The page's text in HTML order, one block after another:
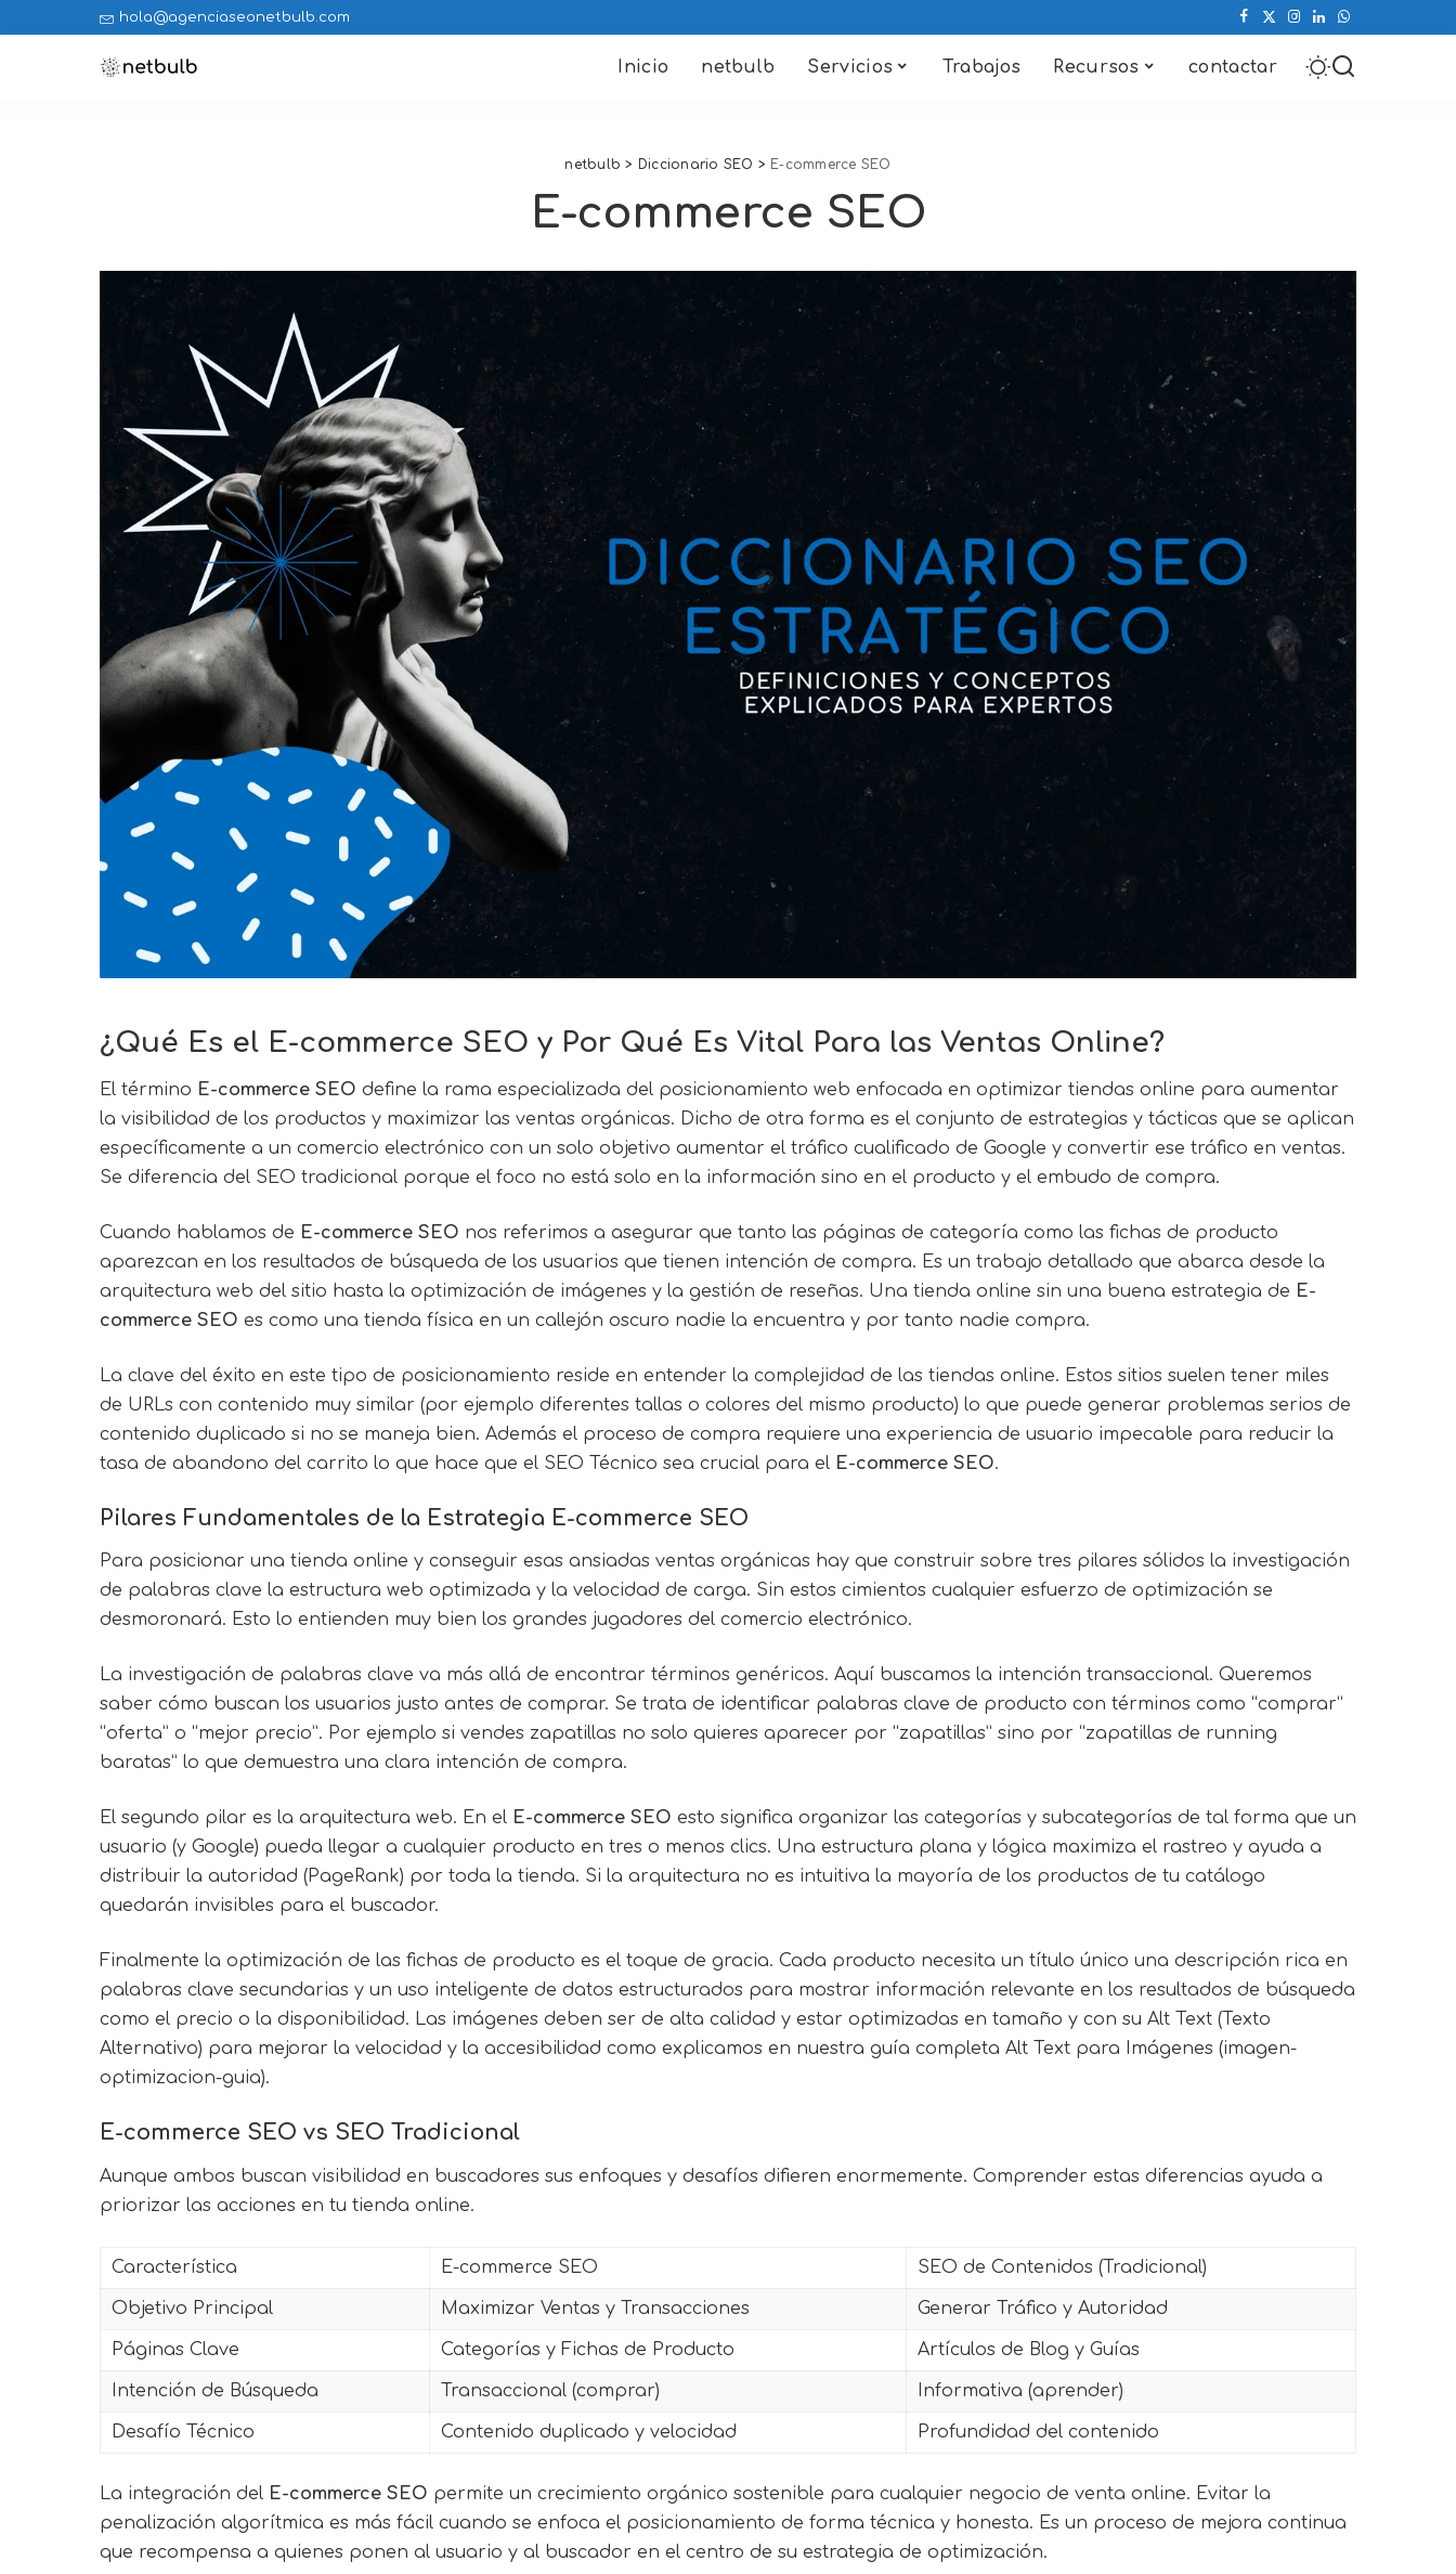
hola@agenciaseonetbulb.com
Inicio netbulb Servicios Trabajos Recursos contactar
netbulb > Diccionario SEO > E-commerce SEO
E-commerce SEO
¿Qué Es el E-commerce SEO y Por Qué Es Vital Para las Ventas Online?
El término E-commerce SEO define la rama especializada del posicionamiento web enfocada en optimizar tiendas online para aumentar
la visibilidad de los productos y maximizar las ventas orgánicas. Dicho de otra forma es el conjunto de estrategias y tácticas que se aplican
específicamente a un comercio electrónico con un solo objetivo aumentar el tráfico cualificado de Google y convertir ese tráfico en ventas.
Se diferencia del SEO tradicional porque el foco no está solo en la información sino en el producto y el embudo de compra.
Cuando hablamos de E-commerce SEO nos referimos a asegurar que tanto las páginas de categoría como las fichas de producto
aparezcan en los resultados de búsqueda de los usuarios que tienen intención de compra. Es un trabajo detallado que abarca desde la
arquitectura web del sitio hasta la optimización de imágenes y la gestión de reseñas. Una tienda online sin una buena estrategia de E-
commerce SEO es como una tienda física en un callejón oscuro nadie la encuentra y por tanto nadie compra.
La clave del éxito en este tipo de posicionamiento reside en entender la complejidad de las tiendas online. Estos sitios suelen tener miles
de URLs con contenido muy similar (por ejemplo diferentes tallas o colores del mismo producto) lo que puede generar problemas serios de
contenido duplicado si no se maneja bien. Además el proceso de compra requiere una experiencia de usuario impecable para reducir la
tasa de abandono del carrito lo que hace que el SEO Técnico sea crucial para el E-commerce SEO.
Pilares Fundamentales de la Estrategia E-commerce SEO
Para posicionar una tienda online y conseguir esas ansiadas ventas orgánicas hay que construir sobre tres pilares sólidos la investigación
de palabras clave la estructura web optimizada y la velocidad de carga. Sin estos cimientos cualquier esfuerzo de optimización se
desmoronará. Esto lo entienden muy bien los grandes jugadores del comercio electrónico.
La investigación de palabras clave va más allá de encontrar términos genéricos. Aquí buscamos la intención transaccional. Queremos
saber cómo buscan los usuarios justo antes de comprar. Se trata de identificar palabras clave de producto con términos como “comprar”
“oferta” o “mejor precio”. Por ejemplo si vendes zapatillas no solo quieres aparecer por “zapatillas” sino por “zapatillas de running
baratas” lo que demuestra una clara intención de compra.
El segundo pilar es la arquitectura web. En el E-commerce SEO esto significa organizar las categorías y subcategorías de tal forma que un
usuario (y Google) pueda llegar a cualquier producto en tres o menos clics. Una estructura plana y lógica maximiza el rastreo y ayuda a
distribuir la autoridad (PageRank) por toda la tienda. Si la arquitectura no es intuitiva la mayoría de los productos de tu catálogo
quedarán invisibles para el buscador.
Finalmente la optimización de las fichas de producto es el toque de gracia. Cada producto necesita un título único una descripción rica en
palabras clave secundarias y un uso inteligente de datos estructurados para mostrar información relevante en los resultados de búsqueda
como el precio o la disponibilidad. Las imágenes deben ser de alta calidad y estar optimizadas en tamaño y con su Alt Text (Texto
Alternativo) para mejorar la velocidad y la accesibilidad como explicamos en nuestra guía completa Alt Text para Imágenes (imagen-
optimizacion-guia).
E-commerce SEO vs SEO Tradicional
Aunque ambos buscan visibilidad en buscadores sus enfoques y desafíos difieren enormemente. Comprender estas diferencias ayuda a
priorizar las acciones en tu tienda online.
Característica E-commerce SEO SEO de Contenidos (Tradicional)
Objetivo Principal Maximizar Ventas y Transacciones Generar Tráfico y Autoridad
Páginas Clave Categorías y Fichas de Producto Artículos de Blog y Guías
Intención de Búsqueda Transaccional (comprar) Informativa (aprender)
Desafío Técnico Contenido duplicado y velocidad Profundidad del contenido
La integración del E-commerce SEO permite un crecimiento orgánico sostenible para cualquier negocio de venta online. Evitar la
penalización algorítmica es más fácil cuando se enfoca el posicionamiento de forma técnica y honesta. Es un proceso de mejora continua
que recompensa a quienes ponen al usuario y al buscador en el centro de su estrategia de optimización.